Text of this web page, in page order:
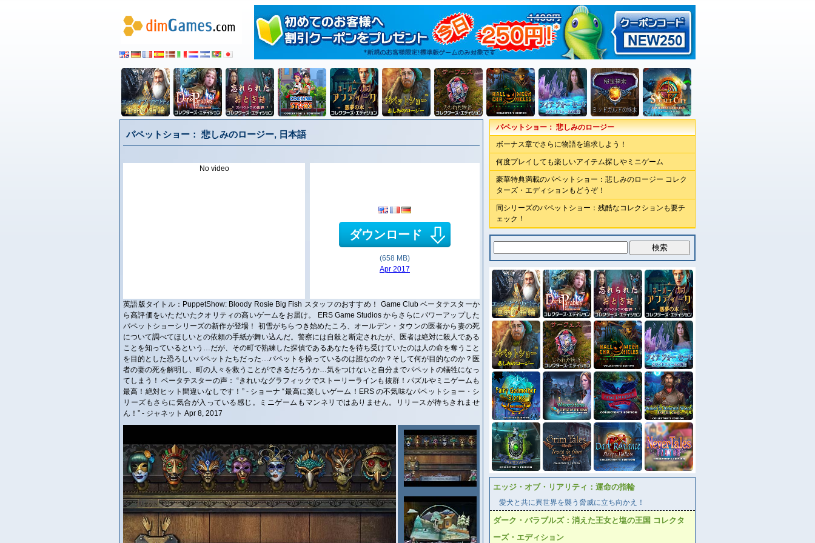
パペットショー： 悲しみのロージー, 日本語
No video
ダウンロード
(658 MB)
Apr 2017
英語版タイトル：PuppetShow: Bloody Rosie Big Fish スタッフのおすすめ！ Game Club ベータテスターか
ら高評価をいただいたクオリティの高いゲームをお届け。 ERS Game Studios からさらにパワーアップした
パペットショーシリーズの新作が登場！ 初雪がちらつき始めたころ、オールデン・タウンの医者から妻の死
について調べてほしいとの依頼の手紙が舞い込んだ。警察には自殺と断定されたが、医者は絶対に殺人である
ことを知っているという…だが、その町で熟練した探偵であるあなたを待ち受けていたのは人の命を奪うこと
を目的とした恐ろしいパペットたちだった…パペットを操っているのは誰なのか？そして何が目的なのか？医
者の妻の死を解明し、町の人々を救うことができるだろうか…気をつけないと自分までパペットの犠牲になっ
てしまう！ ベータテスターの声： “きれいなグラフィックでストーリーラインも抜群！パズルやミニゲームも
最高！絶対ヒット間違いなしです！” - ショーナ “最高に楽しいゲーム！ERS の不気味なパペットショー・シ
リーズもさらに気合が入っている感じ。ミニゲームもマンネリではありません。リリースが待ちきれませ
ん！” - ジャネット Apr 8, 2017
パペットショー： 悲しみのロージー
ボーナス章でさらに物語を追求しよう！
何度プレイしても楽しいアイテム探しやミニゲーム
豪華特典満載のパペットショー：悲しみのロージー コレク
ターズ・エディションもどうぞ！
同シリーズのパペットショー：残酷なコレクションも要チ
ェック！
エッジ・オブ・リアリティ：運命の指輪
愛犬と共に異世界を襲う脅威に立ち向かえ！
ダーク・パラブルズ：消えた王女と塩の王国 コレクタ
ーズ・エディション